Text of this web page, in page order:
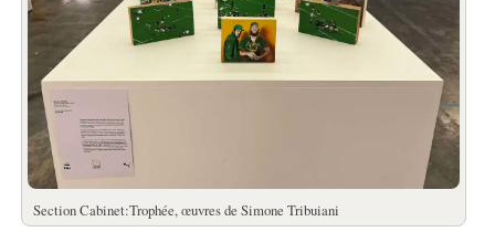
Section Cabinet:Trophée, œuvres de Simone Tribuiani